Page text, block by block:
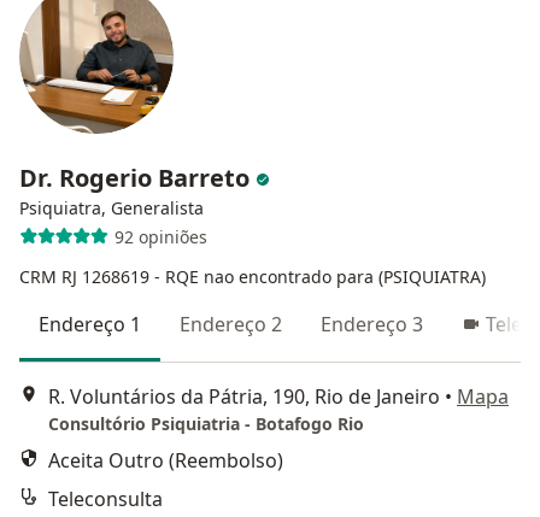
Dr. Rogerio Barreto
Psiquiatra, Generalista
92 opiniões
CRM RJ 1268619 - RQE nao encontrado para (PSIQUIATRA)
Endereço 1 Endereço 2 Endereço 3
R. Voluntários da Pátria, 190, Rio de Janeiro • Mapa
Consultório Psiquiatria - Botafogo Rio
Aceita Outro (Reembolso)
Teleconsulta